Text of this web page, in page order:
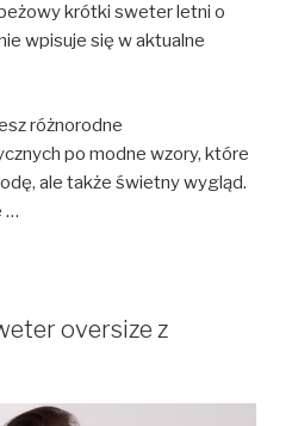
krótki sweter letni o
wpisuje się w aktualne
różnorodne
po modne wzory, które
ale także świetny wygląd.
…
oversize z